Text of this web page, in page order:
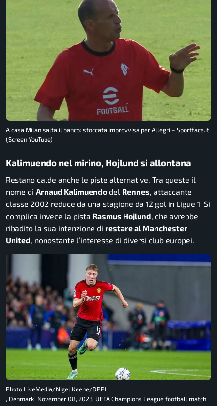
A casa Milan salta il banco: stoccata improvvisa per Allegri – Sportface.it
(Screen YouTube)
Kalimuendo nel mirino, Hojlund si allontana
Restano calde anche le piste alternative. Tra queste il
nome di Arnaud Kalimuendo del Rennes, attaccante
classe 2002 reduce da una stagione da 12 gol in Ligue 1. Si
complica invece la pista Rasmus Hojlund, che avrebbe
ribadito la sua intenzione di restare al Manchester
United, nonostante l’interesse di diversi club europei.
Photo LiveMedia/Nigel Keene/DPPI
, Denmark, November 08, 2023, UEFA Champions League football match